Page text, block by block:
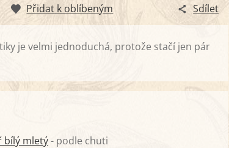
Přidat k oblíbeným Sdílet
je velmi jednoduchá, protože stačí jen pár
bílý mletý- podle chuti